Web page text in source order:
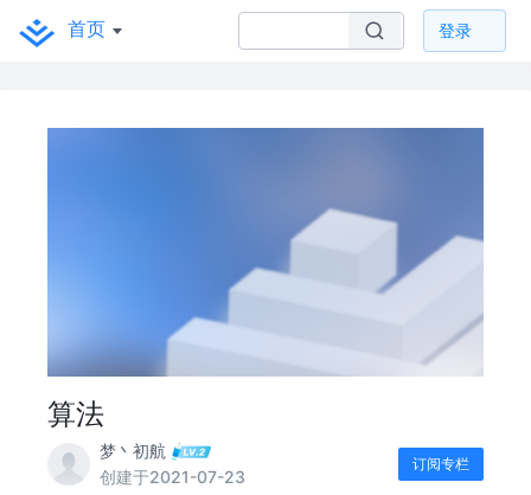
首页 登录
算法
梦丶初航
创建于2021-07-23
订阅专栏